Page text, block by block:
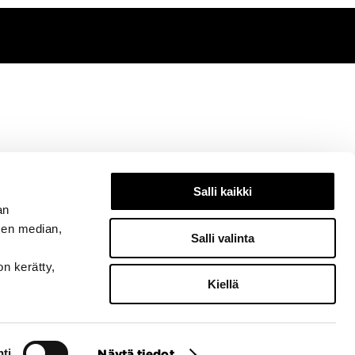
median,
kerätty,
Salli kaikki
Salli valinta
Kiellä
täältä.